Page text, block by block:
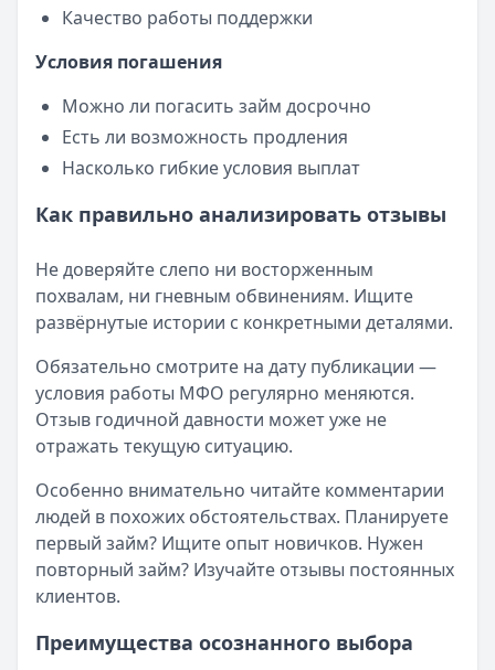
Качество работы поддержки
Условия погашения
Можно ли погасить займ досрочно
Есть ли возможность продления
Насколько гибкие условия выплат
Как правильно анализировать отзывы
Не доверяйте слепо ни восторженным
похвалам, ни гневным обвинениям. Ищите
развёрнутые истории с конкретными деталями.
Обязательно смотрите на дату публикации —
условия работы МФО регулярно меняются.
Отзыв годичной давности может уже не
отражать текущую ситуацию.
Особенно внимательно читайте комментарии
людей в похожих обстоятельствах. Планируете
первый займ? Ищите опыт новичков. Нужен
повторный займ? Изучайте отзывы постоянных
клиентов.
Преимущества осознанного выбора